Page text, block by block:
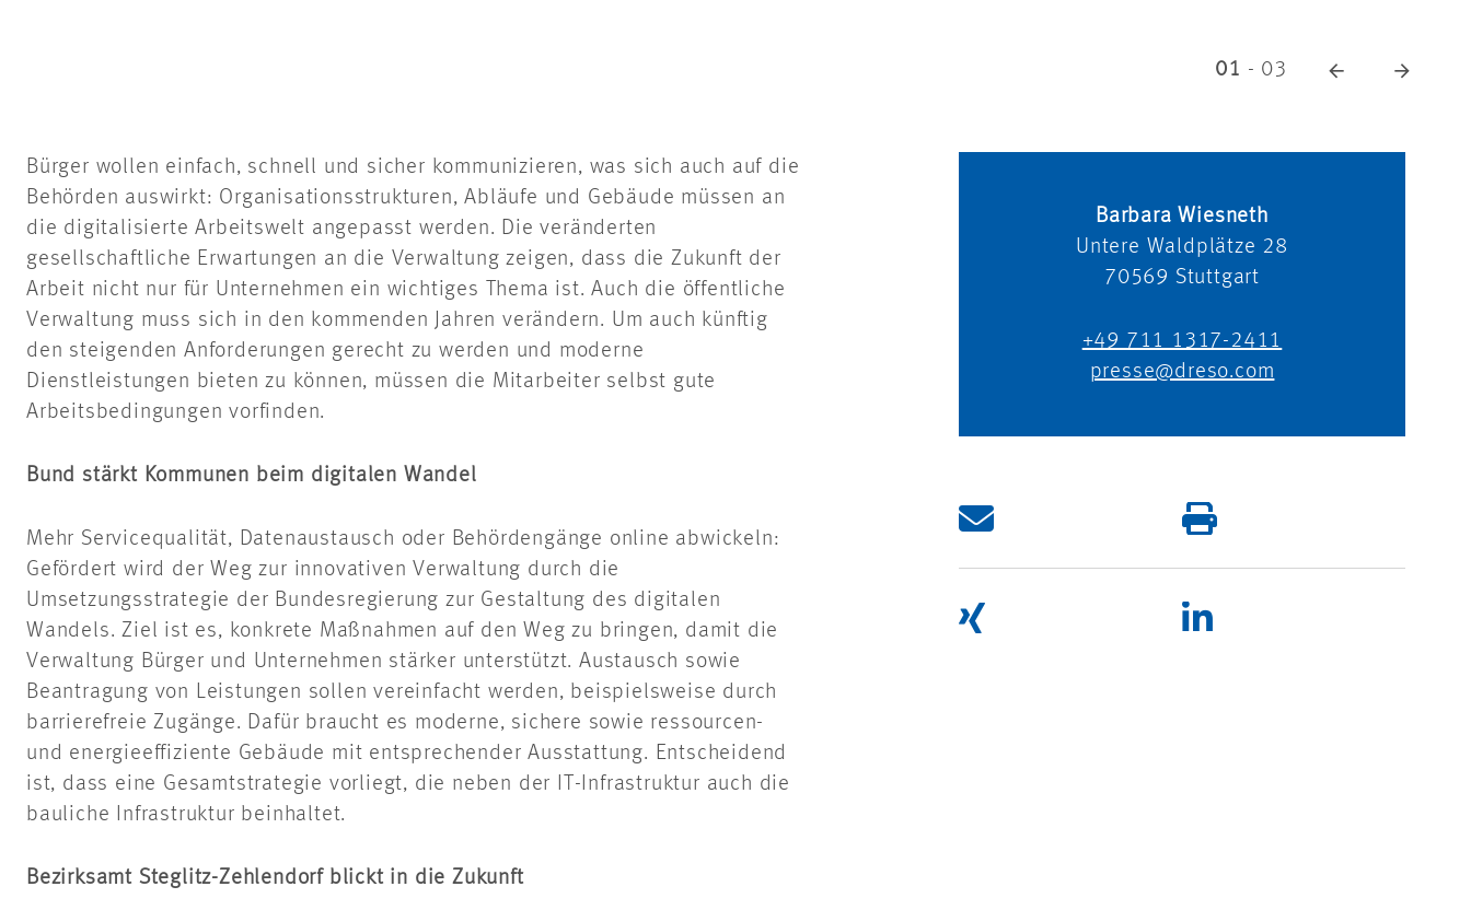
01 - 03
Bürger wollen einfach, schnell und sicher kommunizieren, was sich auch auf die
Behörden auswirkt: Organisationsstrukturen, Abläufe und Gebäude müssen an
die digitalisierte Arbeitswelt angepasst werden. Die veränderten
gesellschaftliche Erwartungen an die Verwaltung zeigen, dass die Zukunft der
Arbeit nicht nur für Unternehmen ein wichtiges Thema ist. Auch die öffentliche
Verwaltung muss sich in den kommenden Jahren verändern. Um auch künftig
den steigenden Anforderungen gerecht zu werden und moderne
Dienstleistungen bieten zu können, müssen die Mitarbeiter selbst gute
Arbeitsbedingungen vorfinden.
Bund stärkt Kommunen beim digitalen Wandel
Mehr Servicequalität, Datenaustausch oder Behördengänge online abwickeln:
Gefördert wird der Weg zur innovativen Verwaltung durch die
Umsetzungsstrategie der Bundesregierung zur Gestaltung des digitalen
Wandels. Ziel ist es, konkrete Maßnahmen auf den Weg zu bringen, damit die
Verwaltung Bürger und Unternehmen stärker unterstützt. Austausch sowie
Beantragung von Leistungen sollen vereinfacht werden, beispielsweise durch
barrierefreie Zugänge. Dafür braucht es moderne, sichere sowie ressourcen-
und energieeffiziente Gebäude mit entsprechender Ausstattung. Entscheidend
ist, dass eine Gesamtstrategie vorliegt, die neben der IT-Infrastruktur auch die
bauliche Infrastruktur beinhaltet.
Bezirksamt Steglitz-Zehlendorf blickt in die Zukunft
Barbara Wiesneth
Untere Waldplätze 28
70569 Stuttgart
+49 711 1317-2411
presse@dreso.com